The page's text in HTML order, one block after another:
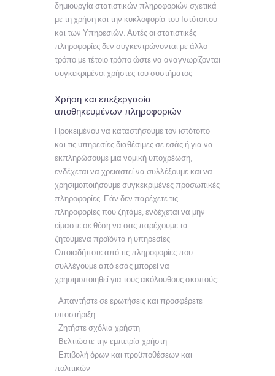
δημιουργία στατιστικών πληροφοριών σχετικά
με τη χρήση και την κυκλοφορία του Ιστότοπου
και των Υπηρεσιών. Αυτές οι στατιστικές
πληροφορίες δεν συγκεντρώνονται με άλλο
τρόπο με τέτοιο τρόπο ώστε να αναγνωρίζονται
συγκεκριμένοι χρήστες του συστήματος.
Χρήση και επεξεργασία
αποθηκευμένων πληροφοριών
Προκειμένου να καταστήσουμε τον ιστότοπο
και τις υπηρεσίες διαθέσιμες σε εσάς ή για να
εκπληρώσουμε μια νομική υποχρέωση,
ενδέχεται να χρειαστεί να συλλέξουμε και να
χρησιμοποιήσουμε συγκεκριμένες προσωπικές
πληροφορίες. Εάν δεν παρέχετε τις
πληροφορίες που ζητάμε, ενδέχεται να μην
είμαστε σε θέση να σας παρέχουμε τα
ζητούμενα προϊόντα ή υπηρεσίες.
Οποιαδήποτε από τις πληροφορίες που
συλλέγουμε από εσάς μπορεί να
χρησιμοποιηθεί για τους ακόλουθους σκοπούς:
Απαντήστε σε ερωτήσεις και προσφέρετε
υποστήριξη
Ζητήστε σχόλια χρήστη
Βελτιώστε την εμπειρία χρήστη
Επιβολή όρων και προϋποθέσεων και
πολιτικών